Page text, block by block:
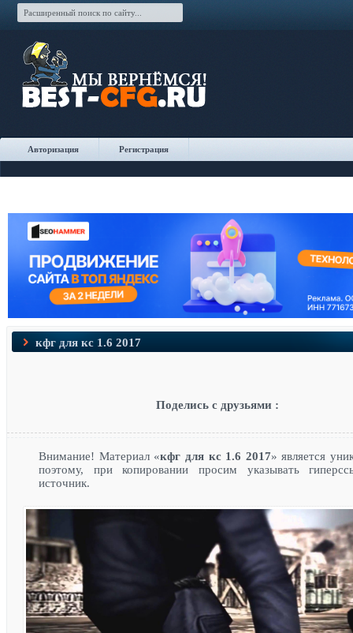
Авторизация Регистрация
кфг для кс 1.6 2017
Поделись с друзьями :
Внимание! Материал «кфг для кс 1.6 2017» является
поэтому, при копировании просим указывать
источник.